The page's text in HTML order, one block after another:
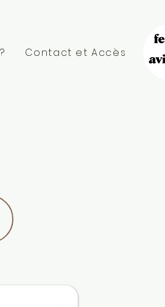
Contact et Accès